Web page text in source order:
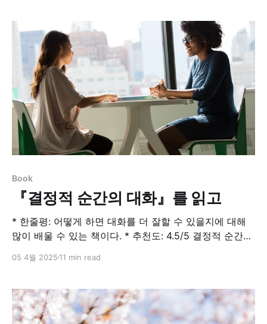
와 청소년기의 궤적을 따라가며, 당시 그가 보여 준 열정
과 추구했던
Book
『결정적 순간의 대화』를 읽고
* 한줄평: 어떻게 하면 대화를 더 잘할 수 있을지에 대해
많이 배울 수 있는 책이다. * 추천도: 4.5/5 결정적 순간의
배우자의 잘못을 지적할 때, 직장에서 업무에 관한 피드백
문제를 해결하려면 어떻게 대화해야 할까? 2002년 출…
05 4월 2025 11 min read